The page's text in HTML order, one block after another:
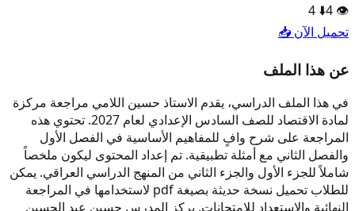
👁️
4
⬇️
4
تحميل الآن 📥
عن هذا الملف
في هذا الملف الدراسي، يقدم الاستاذ حسين اللامي مراجعة مركزة
لمادة الاقتصاد للصف السادس الإعدادي لعام 2027. تحتوي هذه
المراجعة على شرح وافٍ للمفاهيم الأساسية في الفصل الأول
والفصل الثاني مع أمثلة تطبيقية. تم إعداد المحتوى ليكون ملخصاً
شاملاً للجزء الأول والجزء الثاني من المنهج الدراسي العراقي. يمكن
للطلاب تحميل نسخة حديثة بصيغة pdf لاستخدامها في المراجعة
النهائية والاستعداد للامتحانات. يركز المدرس حسين عبد الحسين